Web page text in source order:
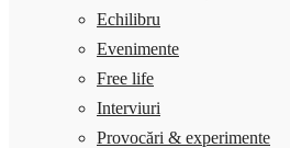
Echilibru
Evenimente
Free life
Interviuri
Provocări & experimente